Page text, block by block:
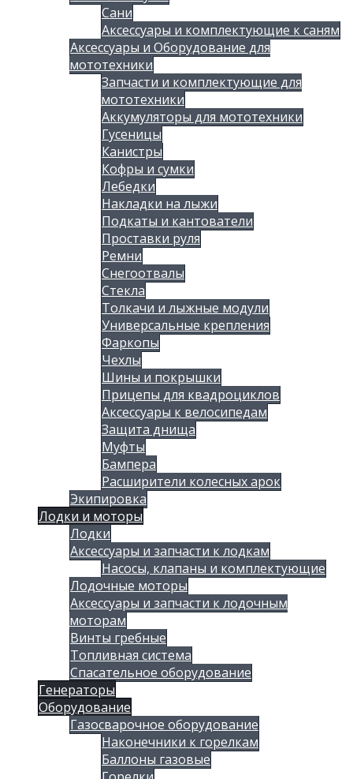
Сани
Аксессуары и комплектующие к саням
Аксессуары и Оборудование для
мототехники
Запчасти и комплектующие для
мототехники
Аккумуляторы для мототехники
Гусеницы
Канистры
Кофры и сумки
Лебедки
Накладки на лыжи
Подкаты и кантователи
Проставки руля
Ремни
Снегоотвалы
Стекла
Толкачи и лыжные модули
Универсальные крепления
Фаркопы
Чехлы
Шины и покрышки
Прицепы для квадроциклов
Аксессуары к велосипедам
Защита днища
Муфты
Бампера
Расширители колесных арок
Экипировка
Лодки и моторы
Лодки
Аксессуары и запчасти к лодкам
Насосы, клапаны и комплектующие
Лодочные моторы
Аксессуары и запчасти к лодочным
моторам
Винты гребные
Топливная система
Спасательное оборудование
Генераторы
Оборудование
Газосварочное оборудование
Наконечники к горелкам
Баллоны газовые